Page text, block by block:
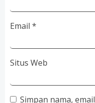
Email *
Situs Web
Simpan nama,